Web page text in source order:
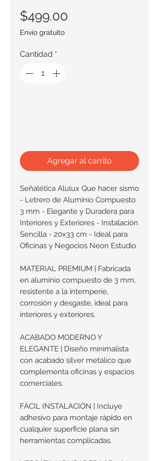
$499.00
Envío gratuito
Cantidad *
Agregar al carrito
Señalética Alulux Que hacer sismo
- Letrero de Aluminio Compuesto
3 mm - Elegante y Duradera para
Interiores y Exteriores - Instalación
Sencilla - 20x33 cm - Ideal para
Oficinas y Negocios Neon Estudio
MATERIAL PREMIUM | Fabricada
en aluminio compuesto de 3 mm,
resistente a la intemperie,
corrosión y desgaste, ideal para
interiores y exteriores.
ACABADO MODERNO Y
ELEGANTE | Diseño minimalista
con acabado silver metálico que
complementa oficinas y espacios
comerciales.
FÁCIL INSTALACIÓN | Incluye
adhesivo para montaje rápido en
cualquier superficie plana sin
herramientas complicadas.